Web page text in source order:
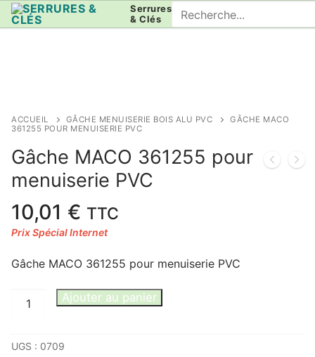
Aller
au
Serrures
& Clés
Rechercher
:
ACCUEIL GÂCHE MENUISERIE BOIS ALU PVC
GÂCHE MACO
361255 POUR MENUISERIE PVC
Gâche MACO 361255 pour
menuiserie PVC
10,01 € TTC
Gâche MACO 361255 pour menuiserie PVC
quantité
MACO
Ajouter au panier
UGS : 0709